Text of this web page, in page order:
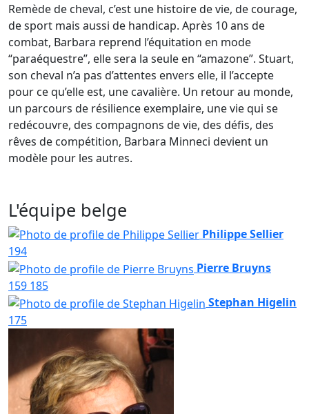
Remède de cheval, c’est une histoire de vie, de courage,
de sport mais aussi de handicap. Après 10 ans de
combat, Barbara reprend l’équitation en mode
“paraéquestre”, elle sera la seule en “amazone”. Stuart,
son cheval n’a pas d’attentes envers elle, il l’accepte
pour ce qu’elle est, une cavalière. Un retour au monde,
un parcours de résilience exemplaire, une vie qui se
redécouvre, des compagnons de vie, des défis, des
rêves de compétition, Barbara Minneci devient un
modèle pour les autres.
L'équipe belge
Philippe Sellier
194
Pierre Bruyns
159 185
Stephan Higelin
175